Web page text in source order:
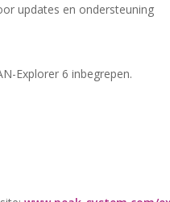
updates en ondersteuning
Explorer 6 inbegrepen.